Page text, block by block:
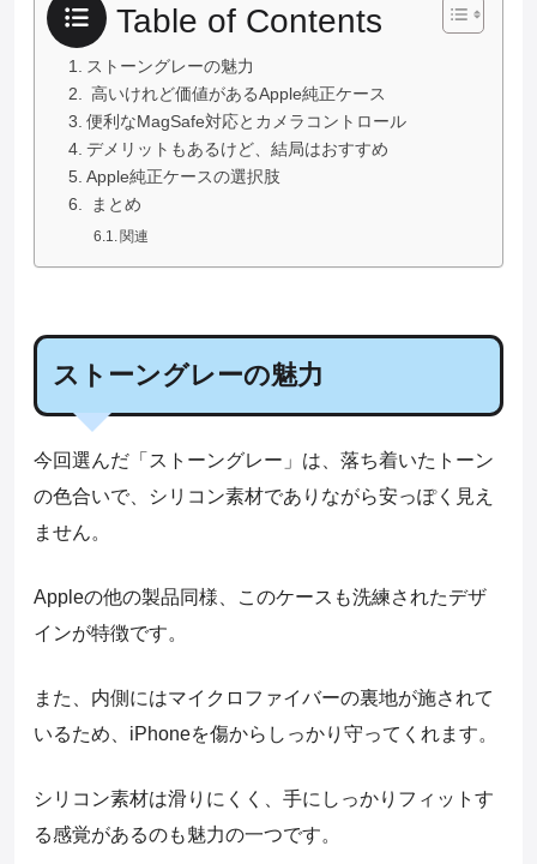
Table of Contents
ストーングレーの魅力
高いけれど価値があるApple純正ケース
便利なMagSafe対応とカメラコントロール
デメリットもあるけど、結局はおすすめ
Apple純正ケースの選択肢
まとめ
関連
ストーングレーの魅力
今回選んだ「ストーングレー」は、落ち着いたトーン
の色合いで、シリコン素材でありながら安っぽく見え
ません。
Appleの他の製品同様、このケースも洗練されたデザ
インが特徴です。
また、内側にはマイクロファイバーの裏地が施されて
いるため、iPhoneを傷からしっかり守ってくれます。
シリコン素材は滑りにくく、手にしっかりフィットす
る感覚があるのも魅力の一つです。